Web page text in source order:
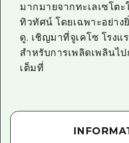
มากมายจากทะเลเซโต
ทิวทัศน์ โดยเฉพาะอย่าง
ดู. เชิญมาที่จูเคโซ โรง
สำหรับการเพลิดเพลินไ
เต็มที่